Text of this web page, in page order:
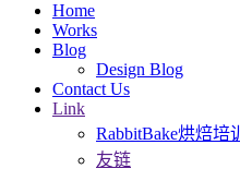
Home
Works
Blog
Design Blog
Contact Us
Link
RabbitBake烘焙培训
友链